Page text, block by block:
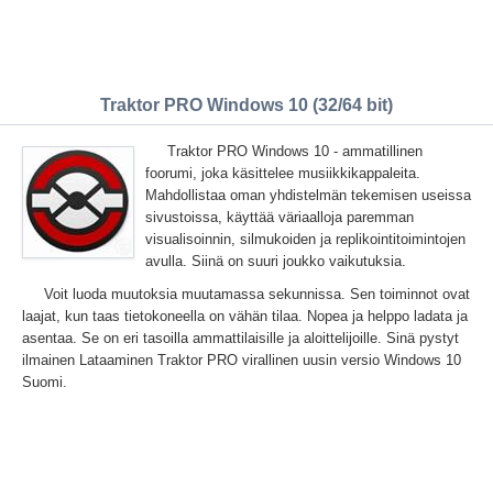
Traktor PRO Windows 10 (32/64 bit)
Traktor PRO Windows 10 - ammatillinen
foorumi, joka käsittelee musiikkikappaleita.
Mahdollistaa oman yhdistelmän tekemisen useissa
sivustoissa, käyttää väriaalloja paremman
visualisoinnin, silmukoiden ja replikointitoimintojen
avulla. Siinä on suuri joukko vaikutuksia.
Voit luoda muutoksia muutamassa sekunnissa. Sen toiminnot ovat
laajat, kun taas tietokoneella on vähän tilaa. Nopea ja helppo ladata ja
asentaa. Se on eri tasoilla ammattilaisille ja aloittelijoille. Sinä pystyt
ilmainen Lataaminen Traktor PRO virallinen uusin versio Windows 10
Suomi.